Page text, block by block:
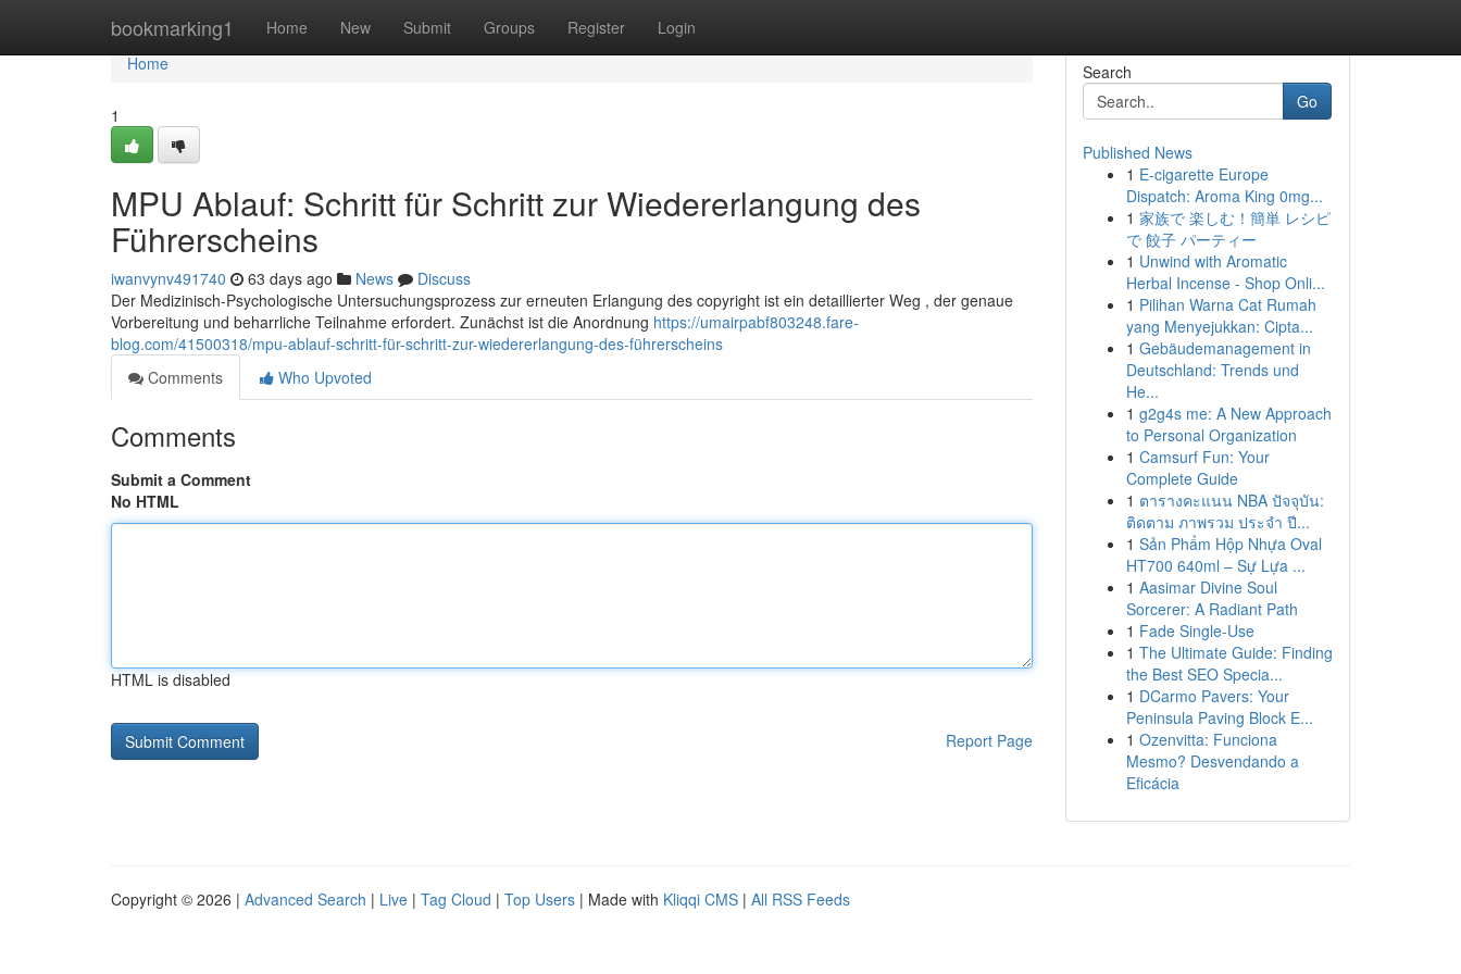
bookmarking1 Home New Submit Groups Register Login
Home
Home
1
MPU Ablauf: Schritt für Schritt zur Wiedererlangung des
Führerscheins
iwanvynv491740 63 days ago News
Discuss
Der Medizinisch-Psychologische Untersuchungsprozess zur erneuten Erlangung des copyright ist ein detaillierter Weg , der genaue
Vorbereitung und beharrliche Teilnahme erfordert. Zunächst ist die Anordnung https://umairpabf803248.fare-
blog.com/41500318/mpu-ablauf-schritt-für-schritt-zur-wiedererlangung-des-führerscheins
Comments
Who Upvoted
Comments
Submit a Comment
No HTML
HTML is disabled
Report Page
Search
Go
Published News
1 E-cigarette Europe
Dispatch: Aroma King 0mg...
1 家族で 楽しむ！簡単 レシピ
で 餃子 パーティー
1 Unwind with Aromatic
Herbal Incense - Shop Onli...
1 Pilihan Warna Cat Rumah
yang Menyejukkan: Cipta...
1 Gebäudemanagement in
Deutschland: Trends und
He...
1 g2g4s me: A New Approach
to Personal Organization
1 Camsurf Fun: Your
Complete Guide
1 ตารางคะแนน NBA ปัจจุบัน:
ติดตาม ภาพรวม ประจำ ปี...
1 Sản Phẩm Hộp Nhựa Oval
HT700 640ml – Sự Lựa ...
1 Aasimar Divine Soul
Sorcerer: A Radiant Path
1 Fade Single-Use
1 The Ultimate Guide: Finding
the Best SEO Specia...
1 DCarmo Pavers: Your
Peninsula Paving Block E...
1 Ozenvitta: Funciona
Mesmo? Desvendando a
Eficácia
Copyright © 2026 | Advanced Search | Live | Tag Cloud | Top Users | Made with Kliqqi CMS | All RSS Feeds